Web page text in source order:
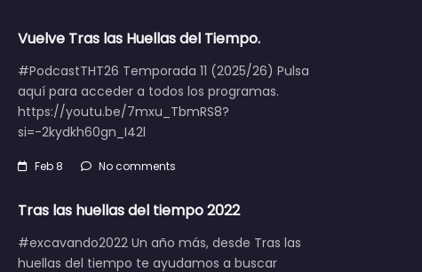
Vuelve Tras las Huellas del Tiempo.
#PodcastTHT26 Temporada 11 (2025/26) Pulsa
aquí para acceder a todos los programas.
https://youtu.be/7mxu_TbmRS8?
si=-2kydkh60gn_I42l
Feb 8 No comments
Tras las huellas del tiempo 2022
#excavando2022 Un año más, desde Tras las
huellas del tiempo te ayudamos a buscar